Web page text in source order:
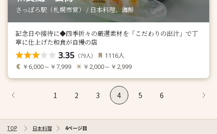
さっぽろ駅（札幌市営） / 日本料理、海鮮
記念日や接待に◆四季折々の厳選素材を「こだわりの出汁」で丁
寧に仕上げた和食が自慢の店
3.35 （79人） 1116人
￥6,000～￥7,999 ￥2,000～￥2,999
1 2 3 4 5 6
TOP 日本料理 4ページ目